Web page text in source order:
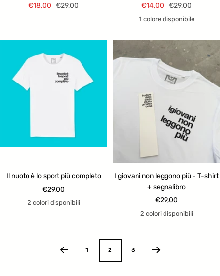
Prezzo
€18,00
Prezzo
€29,00
Prezzo
di
€14,00
Prezzo
regolare
€29,00
1 colore disponibile
Il nuoto è lo sport più completo
Prezzo
di
€29,00
2 colori disponibili
I giovani non leggono più - T-shirt
+ segnalibro
Prezzo
di
€29,00
2 colori disponibili
1 2 3